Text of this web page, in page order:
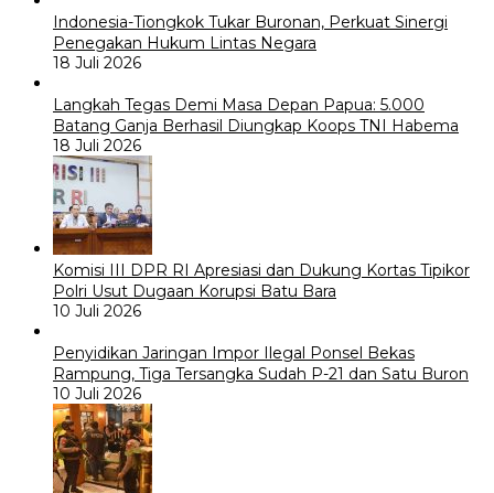
Indonesia-Tiongkok Tukar Buronan, Perkuat Sinergi
Penegakan Hukum Lintas Negara
18 Juli 2026
Langkah Tegas Demi Masa Depan Papua: 5.000
Batang Ganja Berhasil Diungkap Koops TNI Habema
18 Juli 2026
Komisi III DPR RI Apresiasi dan Dukung Kortas Tipikor
Polri Usut Dugaan Korupsi Batu Bara
10 Juli 2026
Penyidikan Jaringan Impor Ilegal Ponsel Bekas
Rampung, Tiga Tersangka Sudah P-21 dan Satu Buron
10 Juli 2026